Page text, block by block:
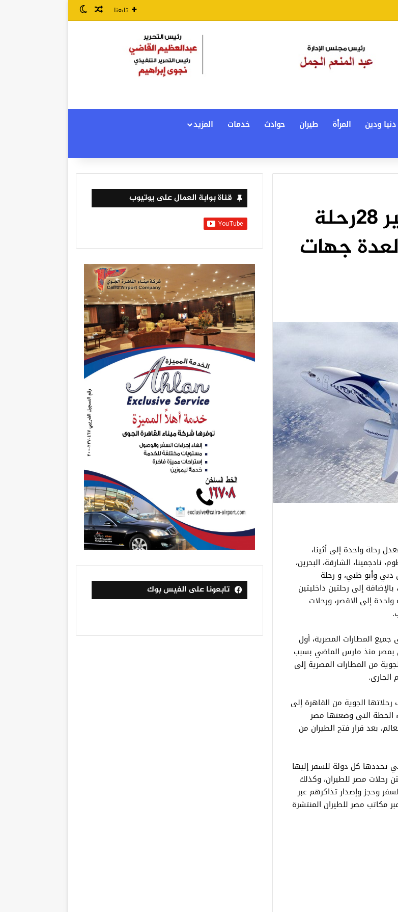
تابعنا مقال عشوائي
الوضع المظلم
دنيا ودين المرأة طيران حوادث خدمات
المزيد
غدا .. مصر للطيران تسير 28رحلة
لعدة جهات
١٣ أغسطس ٢٨ رحلة جوية بمعدل رحلة واحدة إلى أثينا،
نادجمينا، الشارقة، البحرين،
دبي وأبو ظبي، و رحلة
إلى رحلتين داخليتين
إلى الاقصر، ورحلات
جميع المطارات المصرية، أول
بمصر منذ مارس الماضي بسبب
من المطارات المصرية إلى
الجوية من القاهرة إلى
الخطة التى وضعتها مصر
بعد قرار فتح الطيران من
تحددها كل دولة للسفر إليها
رحلات مصر للطيران، وكذلك
وحجز وإصدار تذاكرهم عبر
لمصر للطيران أو مركز الاتصالات 1717 أو عبر مكاتب مصر للطيران المنتشرة
قناة بوابة العمال على يوتيوب
تابعونا على الفيس بوك